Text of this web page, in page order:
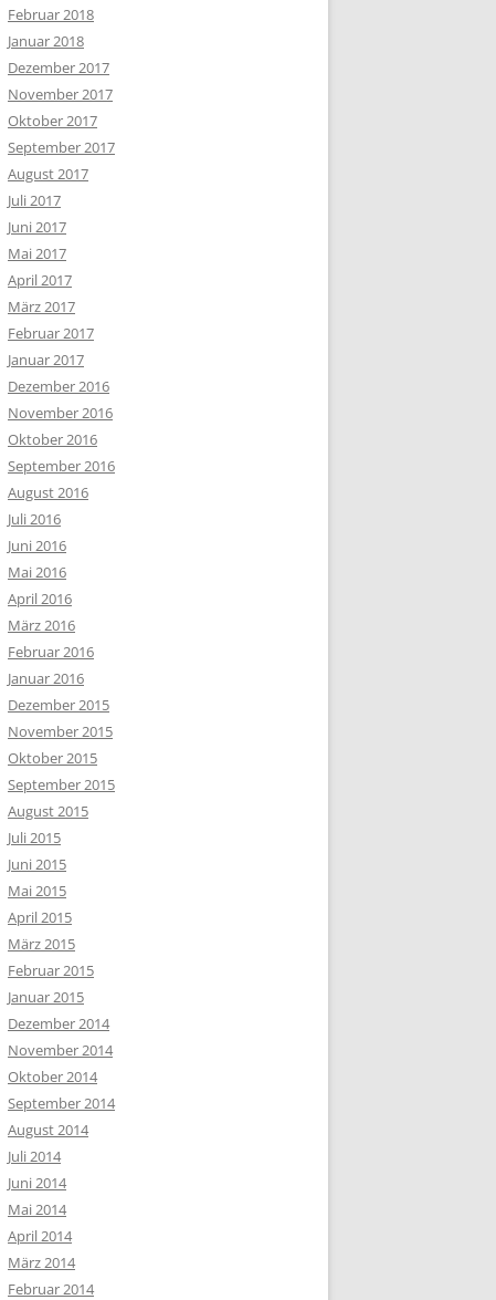
Februar 2018
Januar 2018
Dezember 2017
November 2017
Oktober 2017
September 2017
August 2017
Juli 2017
Juni 2017
Mai 2017
April 2017
März 2017
Februar 2017
Januar 2017
Dezember 2016
November 2016
Oktober 2016
September 2016
August 2016
Juli 2016
Juni 2016
Mai 2016
April 2016
März 2016
Februar 2016
Januar 2016
Dezember 2015
November 2015
Oktober 2015
September 2015
August 2015
Juli 2015
Juni 2015
Mai 2015
April 2015
März 2015
Februar 2015
Januar 2015
Dezember 2014
November 2014
Oktober 2014
September 2014
August 2014
Juli 2014
Juni 2014
Mai 2014
April 2014
März 2014
Februar 2014